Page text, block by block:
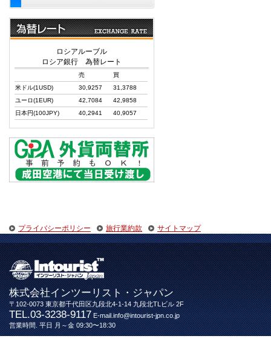
ロシアルーブル
ロシア銀行 為替レート
売
買
米ドル(1USD)
30,9257
31,3788
ユーロ(1EUR)
42,7084
42,9858
日本円(100JPY)
40,2941 40,9057
プライバシーポリシー 旅行業約款 サイトマップ
株式会社インツーリスト・ジャパン
〒102-0073 東京都千代田区九段北4-1-14 九段北TLビル 2F
TEL.03-3238-9117E-mail.info@intourist-jpn.co.jp
営業時間. 平日 月～金 09:30〜18:30